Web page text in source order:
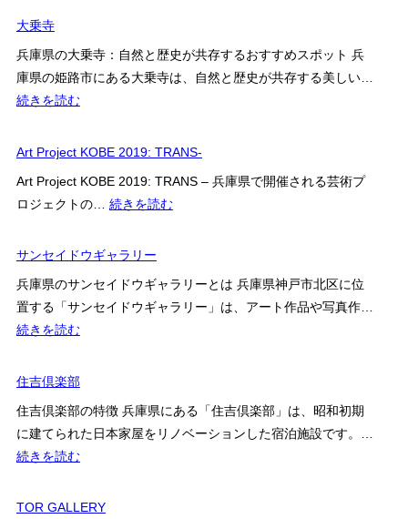
大乗寺
兵庫県の大乗寺：自然と歴史が共存するおすすめスポット 兵
庫県の姫路市にある大乗寺は、自然と歴史が共存する美しい…
続きを読む:
乗
Art Project KOBE 2019: TRANS-
Art Project KOBE 2019: TRANS – 兵庫県で開催される芸術プ
ロジェクトの… 続きを読む:
2019:
TRANS-
サンセイドウギャラリー
兵庫県のサンセイドウギャラリーとは 兵庫県神戸市北区に位
置する「サンセイドウギャラリー」は、アート作品や写真作…
続きを読む:
ン
イ
ド
ウ
ャ
住吉倶楽部
住吉倶楽部の特徴 兵庫県にある「住吉倶楽部」は、昭和初期
に建てられた日本家屋をリノベーションした宿泊施設です。…
続きを読む:
吉
TOR GALLERY